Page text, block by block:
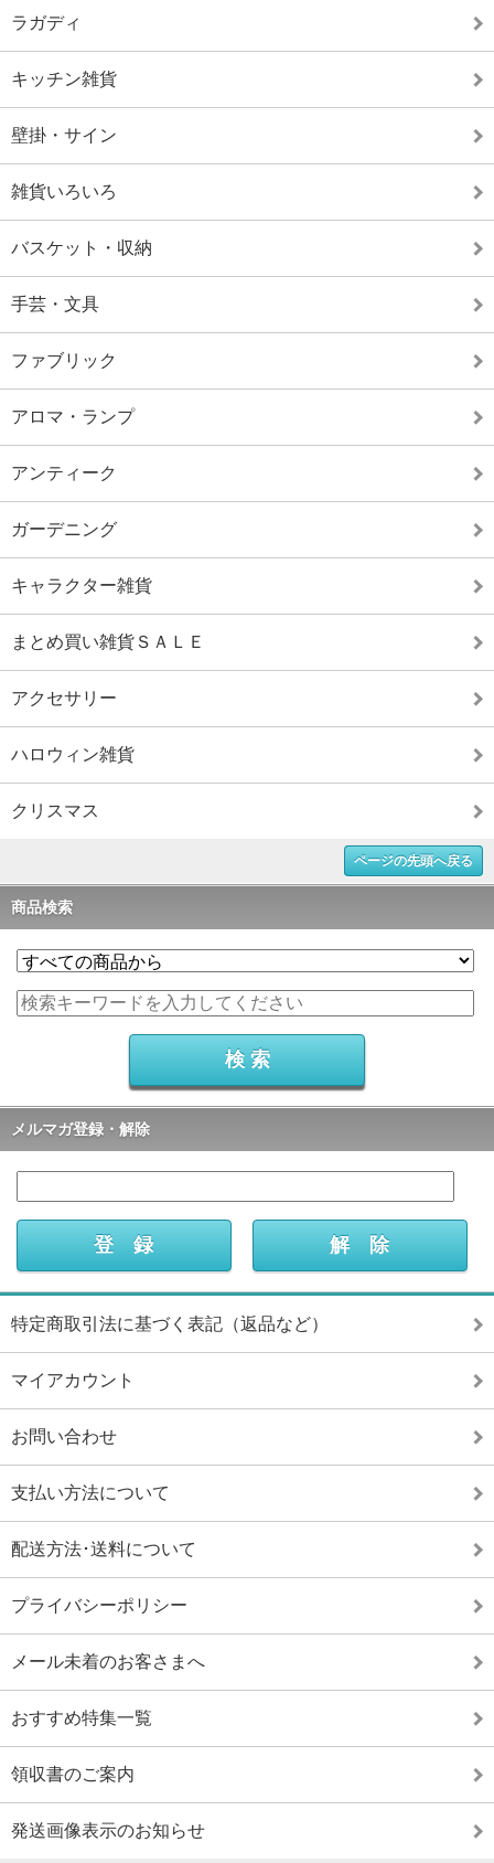
ラガディ
キッチン雑貨
壁掛・サイン
雑貨いろいろ
バスケット・収納
手芸・文具
ファブリック
アロマ・ランプ
アンティーク
ガーデニング
キャラクター雑貨
まとめ買い雑貨ＳＡＬＥ
アクセサリー
ハロウィン雑貨
クリスマス
ページの先頭へ戻る
商品検索
メルマガ登録・解除
特定商取引法に基づく表記（返品など）
マイアカウント
お問い合わせ
支払い方法について
配送方法･送料について
プライバシーポリシー
メール未着のお客さまへ
おすすめ特集一覧
領収書のご案内
発送画像表示のお知らせ